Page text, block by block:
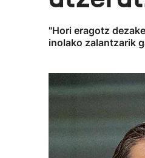
"Hori eragotz
inolako zalantzarik